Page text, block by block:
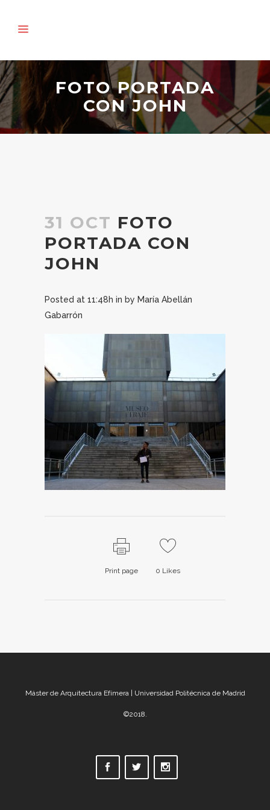
FOTO PORTADA
CON JOHN
31 OCT FOTO
PORTADA CON
JOHN
Posted at 11:48h in by María Abellán
Gabarrón
Print page 0 Likes
Máster de Arquitectura Efímera | Universidad Politécnica de Madrid
©2018.